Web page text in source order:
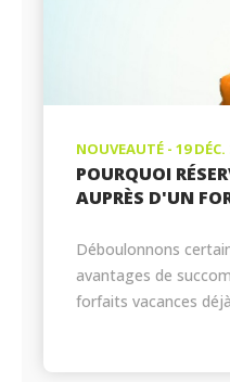
NOUVEAUTÉ - 19 DÉC.
POURQUOI
AUPRÈS D'UN
Déboulonnons
avantages de
forfaits vacances